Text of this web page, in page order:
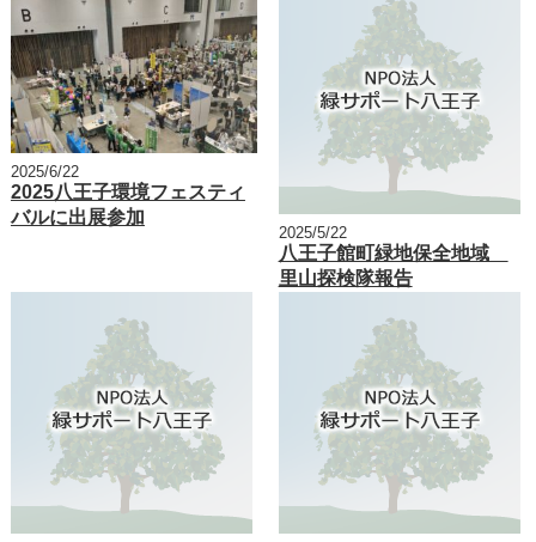
2025/6/22
2025八王子環境フェスティ
バルに出展参加
2025/5/22
八王子館町緑地保全地域
里山探検隊報告